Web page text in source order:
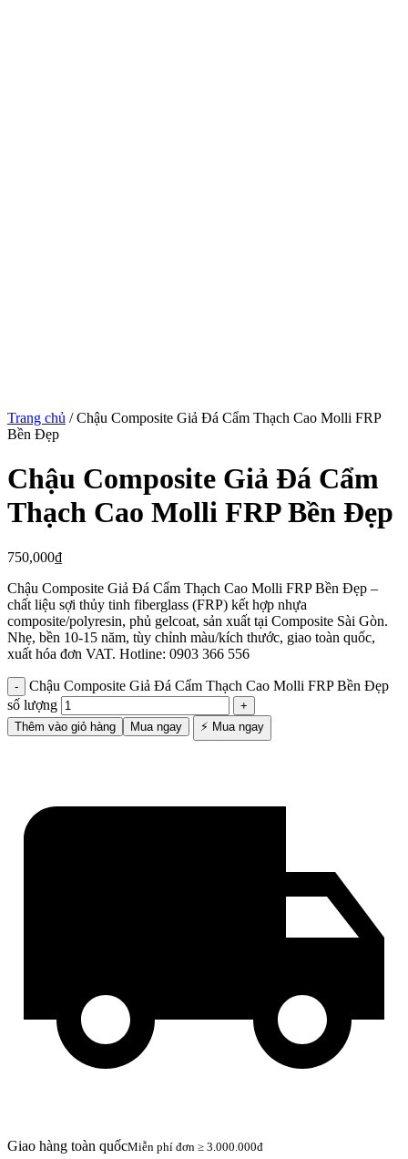
Trang chủ /Chậu Composite Giả Đá Cẩm Thạch Cao Molli FRP
Bền Đẹp
Chậu Composite Giả Đá Cẩm
Thạch Cao Molli FRP Bền Đẹp
750,000₫
Chậu Composite Giả Đá Cẩm Thạch Cao Molli FRP Bền Đẹp –
chất liệu sợi thủy tinh fiberglass (FRP) kết hợp nhựa
composite/polyresin, phủ gelcoat, sản xuất tại Composite Sài Gòn.
Nhẹ, bền 10-15 năm, tùy chỉnh màu/kích thước, giao toàn quốc,
xuất hóa đơn VAT. Hotline: 0903 366 556
Chậu Composite Giả Đá Cẩm Thạch Cao Molli FRP Bền Đẹp
số lượng
Thêm vào giỏ hàng Mua ngay ⚡ Mua ngay
Giao hàng toàn quốcMiễn phí đơn ≥ 3.000.000đ